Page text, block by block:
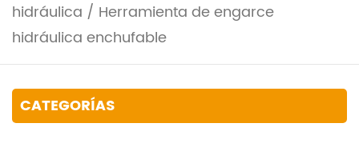
hidráulica / Herramienta de engarce
hidráulica enchufable
CATEGORÍAS